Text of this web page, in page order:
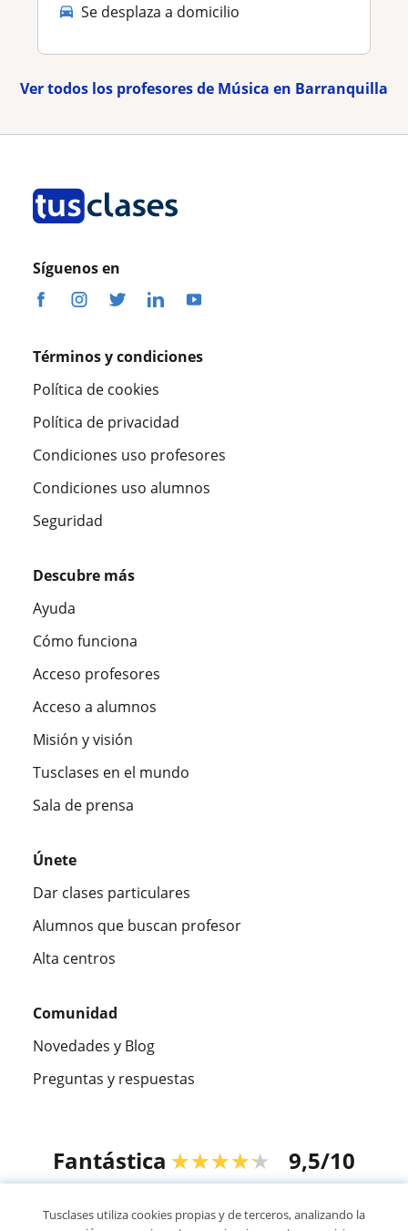
Se desplaza a domicilio
Ver todos los profesores de Música en Barranquilla
Síguenos en
Términos y condiciones
Política de cookies
Política de privacidad
Condiciones uso profesores
Condiciones uso alumnos
Seguridad
Descubre más
Ayuda
Cómo funciona
Acceso profesores
Acceso a alumnos
Misión y visión
Tusclases en el mundo
Sala de prensa
Únete
Dar clases particulares
Alumnos que buscan profesor
Alta centros
Comunidad
Novedades y Blog
Preguntas y respuestas
Fantástica ★★★★★ 9,5/10
Tusclases utiliza cookies propias y de terceros, analizando la